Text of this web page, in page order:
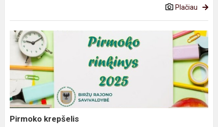
Plačiau
Pirmoko
krepšelis
Pirmoko krepšelis